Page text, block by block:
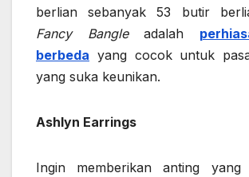
berlian sebanyak 53 butir
Fancy Bangle adalah
berbeda yang cocok untuk
yang suka keunikan.
Ashlyn Earrings
Ingin memberikan anting